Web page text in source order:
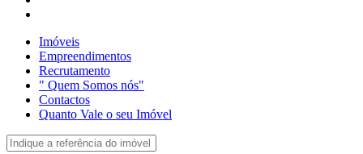
Imóveis
Empreendimentos
Recrutamento
" Quem Somos nós"
Contactos
Quanto Vale o seu Imóvel